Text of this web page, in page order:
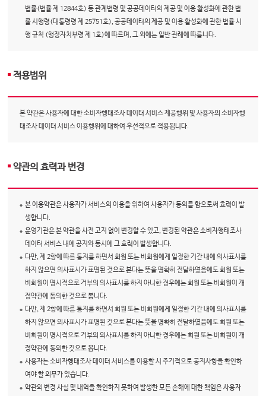
법률(법률 제 12844호) 등 관계법령 및 공공데이터의 제공 및 이용 활성화에 관한 법
률 시행령(대통령령 제 25751호), 공공데이터의 제공 및 이용 활성화에 관한 법률 시
행 규칙 (행정자치부령 제 1호)에 따르며, 그 외에는 일반 관례에 따릅니다.
적용범위
본 약관은 사용자에 대한 소비자행태조사 데이터 서비스 제공행위 및 사용자의 소비자행
태조사 데이터 서비스 이용행위에 대하여 우선적으로 적용됩니다.
약관의 효력과 변경
본 이용약관은 사용자가 서비스의 이용을 위하여 사용자가 동의를 함으로써 효력이 발
생합니다.
운영기관은 본 약관을 사전 고지 없이 변경할 수 있고, 변경된 약관은 소비자행태조사
데이터 서비스 내에 공지와 동시에 그 효력이 발생합니다.
다만, 제 2항에 따른 통지를 하면서 회원 또는 비회원에게 일정한 기간 내에 의사표시를
하지 않으면 의사표시가 표명된 것으로 본다는 뜻을 명확히 전달하였음에도 회원 또는
비회원이 명시적으로 거부의 의사표시를 하지 아니한 경우에는 회원 또는 비회원이 개
정약관에 동의한 것으로 봅니다.
다만, 제 2항에 따른 통지를 하면서 회원 또는 비회원에게 일정한 기간 내에 의사표시를
하지 않으면 의사표시가 표명된 것으로 본다는 뜻을 명확히 전달하였음에도 회원 또는
비회원이 명시적으로 거부의 의사표시를 하지 아니한 경우에는 회원 또는 비회원이 개
정약관에 동의한 것으로 봅니다.
사용자는 소비자행태조사 데이터 서비스를 이용할 시 주기적으로 공지사항을 확인하
여야 할 의무가 있습니다.
약관의 변경 사실 및 내역을 확인하지 못하여 발생한 모든 손해에 대한 책임은 사용자